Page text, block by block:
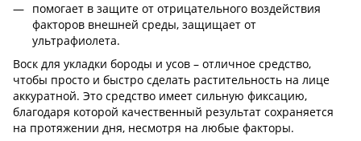
помогает в защите от отрицательного воздействия
факторов внешней среды, защищает от
ультрафиолета.
Воск для укладки бороды и усов – отличное средство,
чтобы просто и быстро сделать растительность на лице
аккуратной. Это средство имеет сильную фиксацию,
благодаря которой качественный результат сохраняется
на протяжении дня, несмотря на любые факторы.